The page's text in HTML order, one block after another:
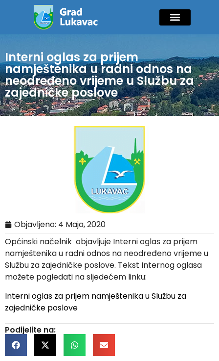
Interni oglas za prijem
namještenika u radni odnos na
neodređeno vrijeme u Službu za
zajedničke poslove
Objavljeno: 4 Maja, 2020
Općinski načelnik objavljuje Interni oglas za prijem
namještenika u radni odnos na neodređeno vrijeme u
Službu za zajedničke poslove. Tekst Internog oglasa
možete pogledati na sljedećem linku:
Interni oglas za prijem namještenika u Službu za
zajedničke poslove
Podijelite na: